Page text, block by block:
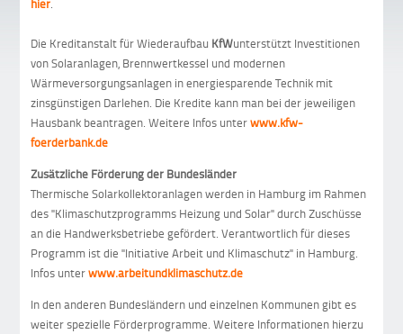
hier.
Die Kreditanstalt für Wiederaufbau KfWunterstützt Investitionen
von Solaranlagen, Brennwertkessel und modernen
Wärmeversorgungsanlagen in energiesparende Technik mit
zinsgünstigen Darlehen. Die Kredite kann man bei der jeweiligen
Hausbank beantragen. Weitere Infos unterwww.kfw-
foerderbank.de
Zusätzliche Förderung der Bundesländer
Thermische Solarkollektoranlagen werden in Hamburg im Rahmen
des "Klimaschutzprogramms Heizung und Solar" durch Zuschüsse
an die Handwerksbetriebe gefördert. Verantwortlich für dieses
Programm ist die "Initiative Arbeit und Klimaschutz" in Hamburg.
Infos unterwww.arbeitundklimaschutz.de
In den anderen Bundesländern und einzelnen Kommunen gibt es
weiter spezielle Förderprogramme. Weitere Informationen hierzu